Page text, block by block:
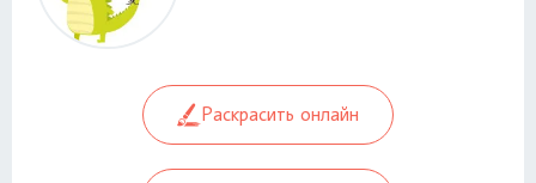
Раскрасить онлайн